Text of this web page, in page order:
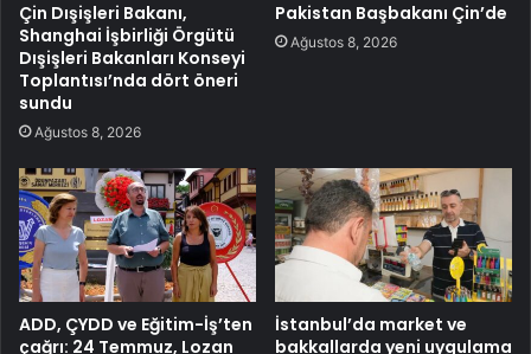
Çin Dışişleri Bakanı,
Shanghai İşbirliği Örgütü
Dışişleri Bakanları Konseyi
Toplantısı’nda dört öneri
sundu
Ağustos 8, 2026
Pakistan Başbakanı Çin’de
Ağustos 8, 2026
ADD, ÇYDD ve Eğitim-İş’ten
çağrı: 24 Temmuz, Lozan
İstanbul’da market ve
bakkallarda yeni uygulama